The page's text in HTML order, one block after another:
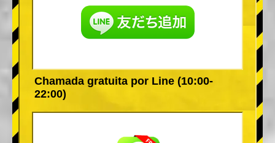
Chamada gratuita por Line (10:00-
22:00)